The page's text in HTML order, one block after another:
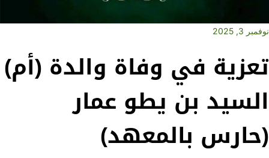
نوفمبر 3, 2025
تعزية في وفاة والدة (أم)
السيد بن يطو عمار
(حارس بالمعهد)